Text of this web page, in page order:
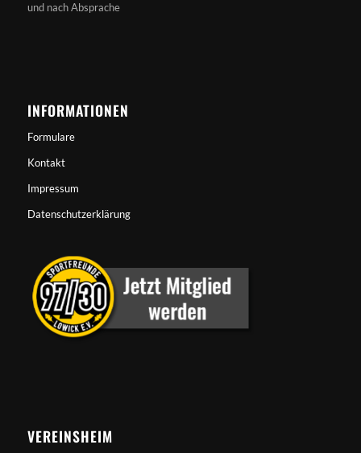
und nach Absprache
INFORMATIONEN
Formulare
Kontakt
Impressum
Datenschutzerklärung
VEREINSHEIM